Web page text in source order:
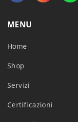
MENU
Home
Shop
Servizi
Certificazioni